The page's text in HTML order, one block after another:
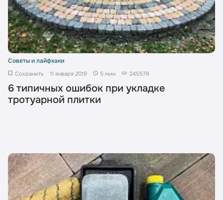
Советы и лайфхаки
Сохранить 11 января 2019 5 мин 245579
6 типичных ошибок при укладке
тротуарной плитки